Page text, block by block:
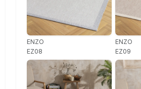
ENZO
EZ08
ENZO
EZ09